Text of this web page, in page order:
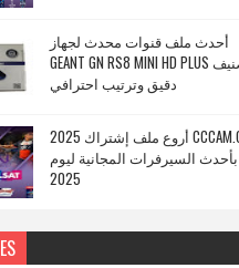
أحدث ملف قنوات محدث لجهاز
GEANT GN RS8 MINI HD PLUS بتصنيف
دقيق وترتيب احترافي
أروع ملف إشتراك 2025 CCCAM.CFG
بأحدث السيرفرات المجانية ليوم
2025